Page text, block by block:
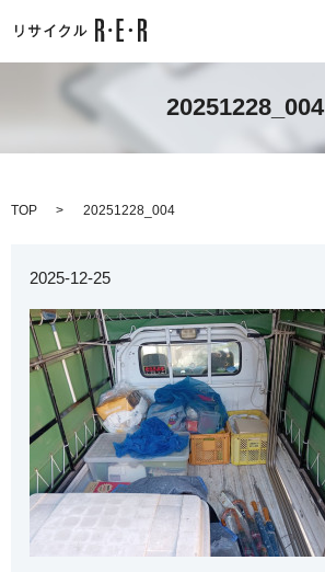
20251228_004
TOP 20251228_004
2025-12-25